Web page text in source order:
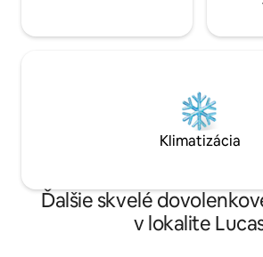
Klimatizácia
Ďalšie skvelé
v lokalite